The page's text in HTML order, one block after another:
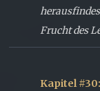
Frucht des
Kapitel